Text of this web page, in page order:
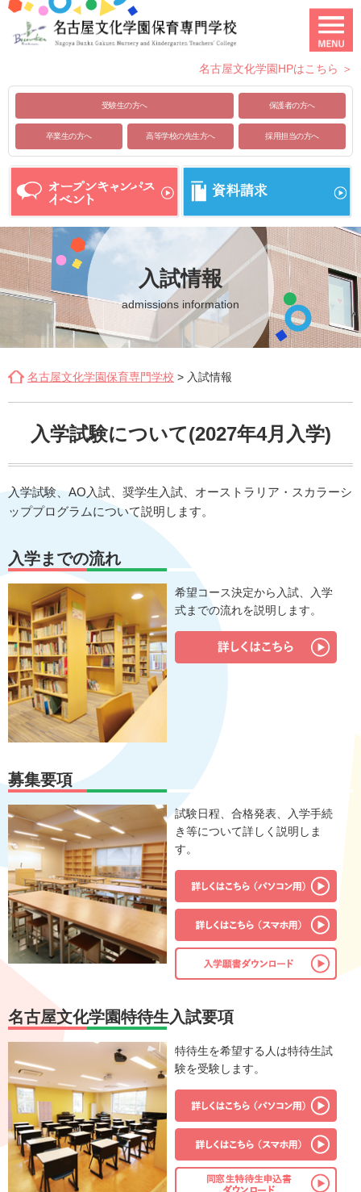
名古屋文化学園HPはこちら ＞
受験生の方へ 保護者の方へ
卒業生の方へ 高等学校の先生方へ 採用担当の方へ
入試情報
admissions information
名古屋文化学園保育専門学校 > 入試情報
入学試験について(2027年4月入学)
入学試験、AO入試、奨学生入試、オーストラリア・スカラーシ
ッププログラムについて説明します。
入学までの流れ
希望コース決定から入試、入学
式までの流れを説明します。
募集要項
試験日程、合格発表、入学手続
き等について詳しく説明しま
す。
名古屋文化学園特待生入試要項
特待生を希望する人は特待生試
験を受験します。